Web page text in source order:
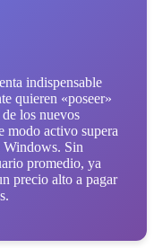
indispensable
quieren «poseer»
los nuevos
modo activo supera
Windows. Sin
promedio, ya
precio alto a pagar